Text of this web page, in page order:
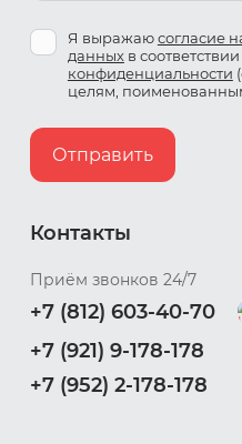
Контакты
Приём звонков 24/7
+7 (812) 603-40-70
+7 (921) 9-178-178
+7 (952) 2-178-178
Я выражаюсогласие
данныхв соответствии
конфиденциальности
целям,
Отправить